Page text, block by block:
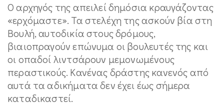
Ο αρχηγός της απειλεί δημόσια κραυγάζοντας
«ερχόμαστε». Τα στελέχη της ασκούν βία στη
Βουλή, αυτοδικία στους δρόμους,
βιαιοπραγούν επώνυμα οι βουλευτές της και
οι οπαδοί λιντσάρουν μεμονωμένους
περαστικούς. Κανένας δράστης κανενός από
αυτά τα αδικήματα δεν έχει έως σήμερα
καταδικαστεί.